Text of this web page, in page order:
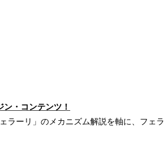
・コンテンツ！
ラーリ」のメカニズム解説を軸に、フェラ